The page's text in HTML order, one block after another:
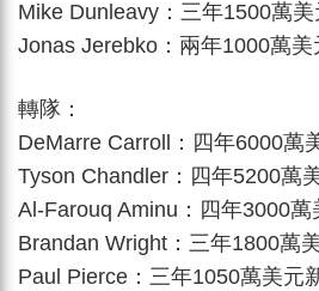
Mike Dunleavy：三年1500萬
Jonas Jerebko：兩年1000萬
轉隊：
DeMarre Carroll：四年6000萬
Tyson Chandler：四年5200萬
Al-Farouq Aminu：四年3000
Brandan Wright：三年1800萬
Paul Pierce：三年1050萬美元